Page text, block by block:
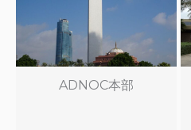
ADNOC本部